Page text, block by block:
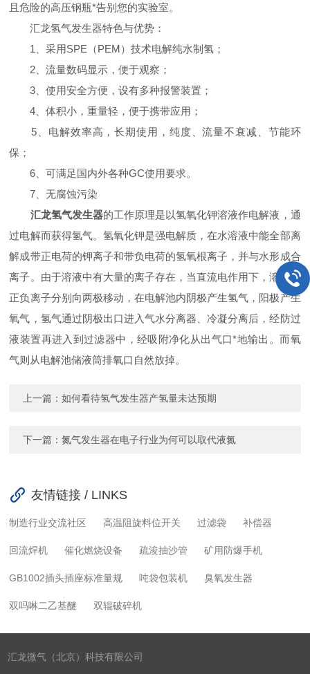
且危险的高压钢瓶*告别您的实验室。
汇龙氢气发生器特色与优势：
1、采用SPE（PEM）技术电解纯水制氢；
2、流量数码显示，便于观察；
3、使用安全方便，设有多种报警装置；
4、体积小，重量轻，便于携带应用；
5、电解效率高，长期使用，纯度、流量不衰减、节能环
保；
6、可满足国内外各种GC使用要求。
7、无腐蚀污染
汇龙氢气发生器的工作原理是以氢氧化钾溶液作电解液，通
过电解而获得氢气。氢氧化钾是强电解质，在水溶液中能全部离
解成带正电荷的钾离子和带负电荷的氢氧根离子，并与水形成合
离子。由于溶液中有大量的离子存在，当直流电作用下，溶液中
正负离子分别向两极移动，在电解池内阴极产生氢气，阳极产生
氧气，氢气通过阴极出口进入气水分离器、冷凝分离后，经防过
液装置再进入到过滤器中，经吸附净化从出气口*地输出。而氧
气则从电解池储液筒排氧口自然放掉。
上一篇：如何看待氢气发生器产氢量未达预期
下一篇：氮气发生器在电子行业为何可以取代液氮
友情链接 / LINKS
制造行业交流社区 高温阻旋料位开关 过滤袋 补偿器
回流焊机 催化燃烧设备 疏浚抽沙管 矿用防爆手机
GB1002插头插座标准量规 吨袋包装机 臭氧发生器
双吗啉二乙基醚 双辊破碎机
汇龙微气（北京）科技有限公司